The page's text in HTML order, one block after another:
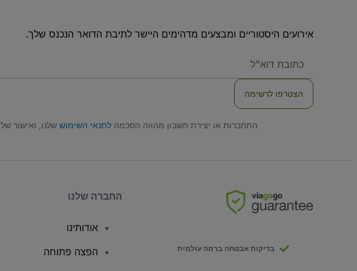
אירועים היסטוריים ומבצעים מדהימים היישר לתיבת הדואר הנכנס שלך.
שלכם
הצטרפו לרשימה
התחברות או יצירת חשבון מהווה הסכמה לתנאי השימוש שלנו, ואישור של
בדיקות אבטחה ברמה עולמית
החברה שלנו
אודותינו
הפצה פתוחה